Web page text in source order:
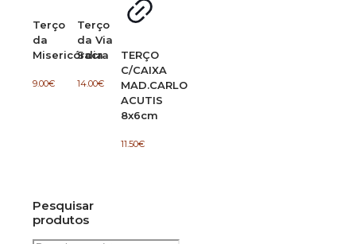
Terço
da
Misericórdia
9.00€
Terço
da Via
Sacra
14.00€
TERÇO
C/CAIXA
MAD.CARLO
ACUTIS
8x6cm
11.50€
Pesquisar
produtos